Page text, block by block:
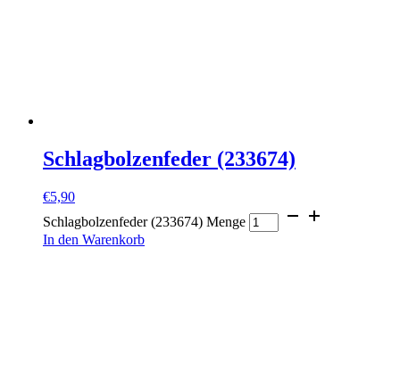
Schlagbolzenfeder (233674)
€5,90
Schlagbolzenfeder (233674) Menge
In den Warenkorb